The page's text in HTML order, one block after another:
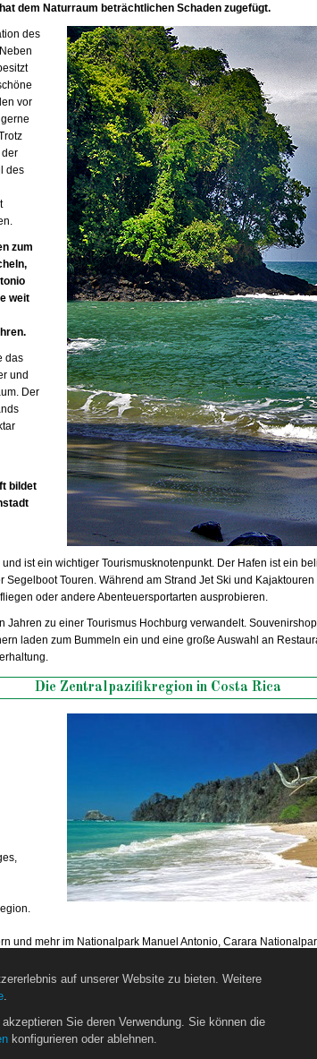
dem Naturraum beträchtlichen Schaden zugefügt.
des
vor
der
des
zum
weit
das
und
Der
bildet
ist ein wichtiger Tourismusknotenpunkt. Der Hafen ist ein
Segelboot Touren. Während am Strand Jet Ski und
oder andere Abenteuersportarten ausprobieren.
Jahren zu einer Tourismus Hochburg verwandelt.
laden zum Bummeln ein und eine große Auswahl an
Die Zentralpazifikregion in Costa Rica
und mehr im Nationalpark Manuel Antonio, Carara
Cabo Blanco Naturreservat oder zum Bijagual Wasserfall. In
Playa Esterillos, Playa Hermosa, Playa Blanca und Playa
auf unserer Website zu bieten. Weitere
.
Sie deren Verwendung. Sie können die
konfigurieren oder ablehnen.